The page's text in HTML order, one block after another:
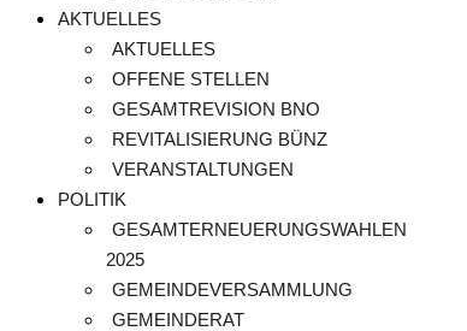
AKTUELLES
AKTUELLES
OFFENE STELLEN
GESAMTREVISION BNO
REVITALISIERUNG BÜNZ
VERANSTALTUNGEN
POLITIK
GESAMTERNEUERUNGSWAHLEN
2025
GEMEINDEVERSAMMLUNG
GEMEINDERAT